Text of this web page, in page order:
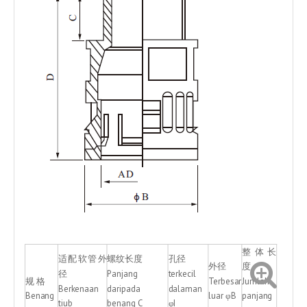
规 格
Benang
适配软管外
径
Berkenaan
tiub
螺纹长度
Panjang
daripada
benang C
孔径
terkecil
dalaman
φI
外径
Terbesar
luar φB
整体长
度
Jumlah
panjang